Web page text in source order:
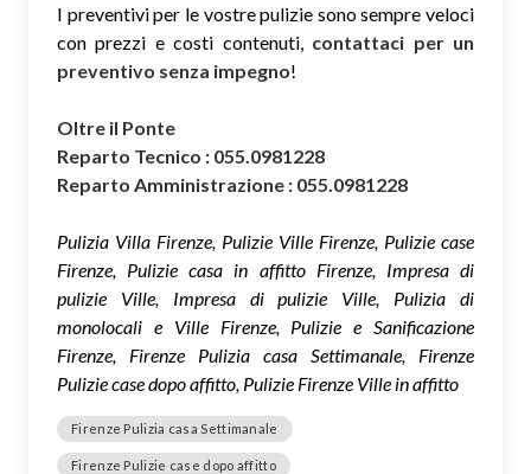
I preventivi per le vostre pulizie sono sempre veloci
con prezzi e costi contenuti, contattaci per un
preventivo senza impegno!
Oltre il Ponte
Reparto Tecnico : 055.0981228
Reparto Amministrazione : 055.0981228
Pulizia Villa Firenze, Pulizie Ville Firenze, Pulizie case
Firenze, Pulizie casa in affitto Firenze, Impresa di
pulizie Ville, Impresa di pulizie Ville, Pulizia di
monolocali e Ville Firenze, Pulizie e Sanificazione
Firenze, Firenze Pulizia casa Settimanale, Firenze
Pulizie case dopo affitto, Pulizie Firenze Ville in affitto
Firenze Pulizia casa Settimanale
Firenze Pulizie case dopo affitto